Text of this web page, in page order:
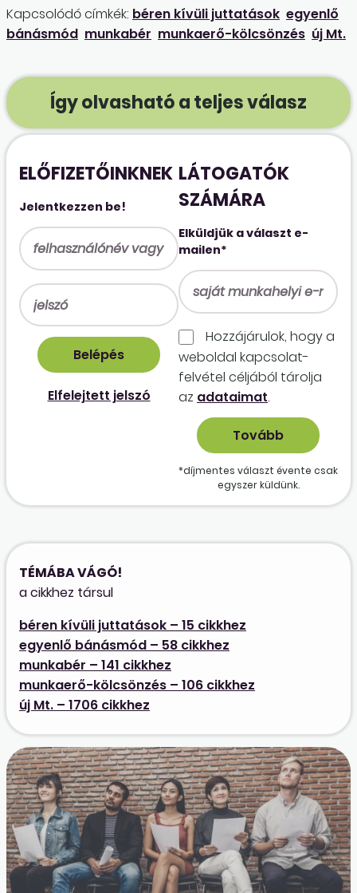
Kapcsolódó címkék: béren kívüli juttatások egyenlő
bánásmód munkabér munkaerő-kölcsönzés új Mt.
Így olvasható a teljes válasz
ELŐFIZETŐINKNEK
Jelentkezzen be!
Elfelejtett jelszó
LÁTOGATÓK
SZÁMÁRA
Elküldjük a választ e-
mailen*
Hozzájárulok, hogy a
weboldal kapcso­lat­
felvétel céljából tárolja
az adataimat.
*díjmentes választ évente csak
egyszer küldünk.
TÉMÁBA VÁGÓ!
a cikkhez társul
béren kívüli juttatások – 15 cikkhez
egyenlő bánásmód – 58 cikkhez
munkabér – 141 cikkhez
munkaerő-kölcsönzés – 106 cikkhez
új Mt. – 1706 cikkhez